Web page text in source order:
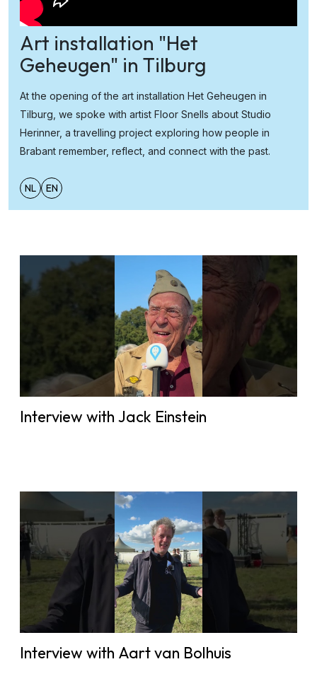
Art installation "Het
Geheugen" in Tilburg
At the opening of the art installation Het Geheugen in
Tilburg, we spoke with artist Floor Snells about Studio
Herinner, a travelling project exploring how people in
Brabant remember, reflect, and connect with the past.
NL EN
Interview with Jack Einstein
Interview with Aart van Bolhuis